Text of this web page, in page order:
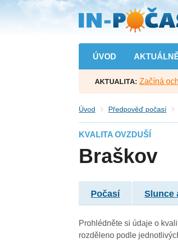
na
hlavní
obsah
ÚVOD
AKTUALITA: Začíná
Úvod Předpověď počasí
KVALITA OVZDUŠÍ
Braškov
Počasí Slunce
Prohlédněte si údaje o
rozděleno podle